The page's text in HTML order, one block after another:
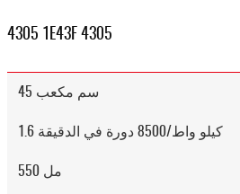
4305 1E43F 4305
45 سم مكعب
1.6 كيلو واط/8500 دورة في الدقيقة
550 مل